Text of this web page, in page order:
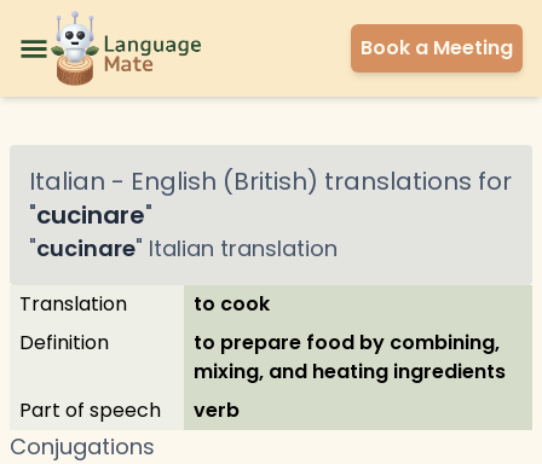
Book a Meeting
Italian - English (British) translations for
"cucinare"
"cucinare" Italian translation
Translation
to cook
Definition
to prepare food by combining,
mixing, and heating ingredients
Part of speech
verb
Conjugations